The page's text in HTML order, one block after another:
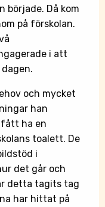
började. Då kom
på förskolan.
i att
och mycket
han
fått ha en
toalett. De
i
det går och
detta tagits tag
har hittat på